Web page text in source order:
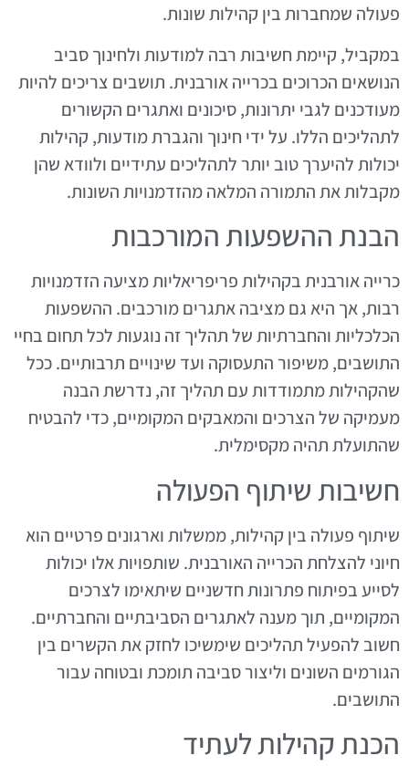
פעולה שמחברות בין קהילות שונות.
במקביל, קיימת חשיבות רבה למודעות ולחינוך סביב
הנושאים הכרוכים בכרייה אורבנית. תושבים צריכים להיות
מעודכנים לגבי יתרונות, סיכונים ואתגרים הקשורים
לתהליכים הללו. על ידי חינוך והגברת מודעות, קהילות
יכולות להיערך טוב יותר לתהליכים עתידיים ולוודא שהן
מקבלות את התמורה המלאה מהזדמנויות השונות.
הבנת ההשפעות המורכבות
כרייה אורבנית בקהילות פריפריאליות מציעה הזדמנויות
רבות, אך היא גם מציבה אתגרים מורכבים. ההשפעות
הכלכליות והחברתיות של תהליך זה נוגעות לכל תחום בחיי
התושבים, משיפור התעסוקה ועד שינויים תרבותיים. ככל
שהקהילות מתמודדות עם תהליך זה, נדרשת הבנה
מעמיקה של הצרכים והמאבקים המקומיים, כדי להבטיח
שהתועלת תהיה מקסימלית.
חשיבות שיתוף הפעולה
שיתוף פעולה בין קהילות, ממשלות וארגונים פרטיים הוא
חיוני להצלחת הכרייה האורבנית. שותפויות אלו יכולות
לסייע בפיתוח פתרונות חדשניים שיתאימו לצרכים
המקומיים, תוך מענה לאתגרים הסביבתיים והחברתיים.
חשוב להפעיל תהליכים שימשיכו לחזק את הקשרים בין
הגורמים השונים וליצור סביבה תומכת ובטוחה עבור
התושבים.
הכנת קהילות לעתיד